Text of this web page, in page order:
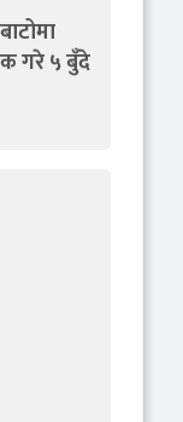
गरे ५ बुँदे